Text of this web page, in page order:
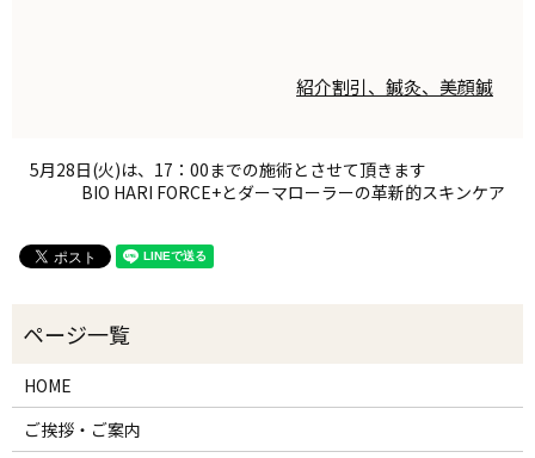
紹介割引、鍼灸、美顔鍼
5月28日(火)は、17：00までの施術とさせて頂きます
BIO HARI FORCE+とダーマローラーの革新的スキンケア
HOME
ご挨拶・ご案内